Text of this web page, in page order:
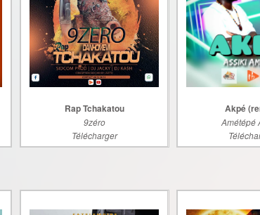
Rap Tchakatou
9zéro
Télécharger
Akpé
Amétépé